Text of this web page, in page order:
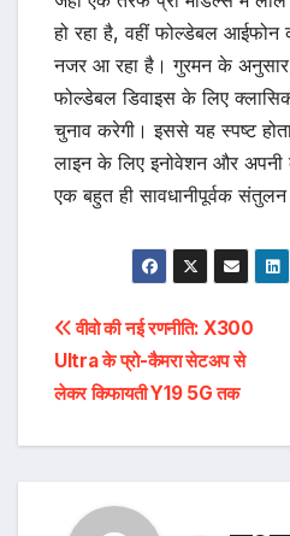
हो रहा है, वहीं फोल्डेबल आईफोन
नजर आ रहा है। गुरमन के
फोल्डेबल डिवाइस के लिए
चुनाव करेगी। इससे यह स्पष्ट
लाइन के लिए इनोवेशन और अपनी
एक बहुत ही सावधानीपूर्वक संतुलन
पोस्ट
नेविगेशन
वीवो की नई रणनीति: X300
Ultra के प्रो-कैमरा सेटअप से
लेकर किफायती Y19 5G तक